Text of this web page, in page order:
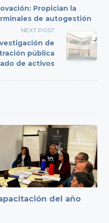
Propician la
de autogestión
NEXT POST
de
pública
de activos
del año